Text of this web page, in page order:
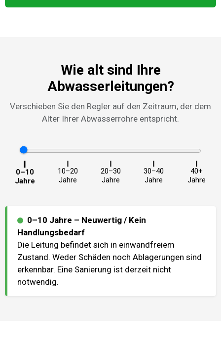
Wie alt sind Ihre
Abwasserleitungen?
Verschieben Sie den Regler auf den Zeitraum, der dem
Alter Ihrer Abwasserrohre entspricht.
0–10
Jahre
10–20
Jahre
20–30
Jahre
30–40
Jahre
40+
Jahre
0–10 Jahre – Neuwertig / Kein
Handlungsbedarf
Die Leitung befindet sich in einwandfreiem
Zustand. Weder Schäden noch Ablagerungen sind
erkennbar. Eine Sanierung ist derzeit nicht
notwendig.